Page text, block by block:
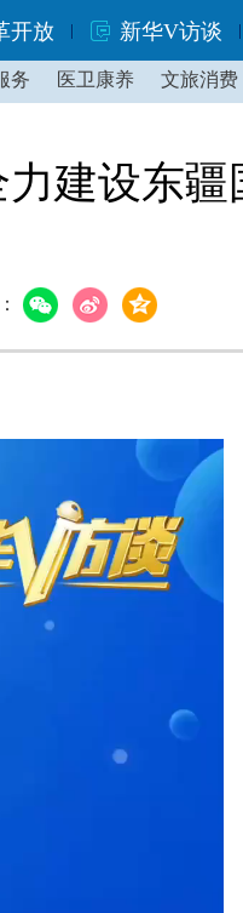
开放 新华V访谈
务 医卫康养 文旅消费
建设东